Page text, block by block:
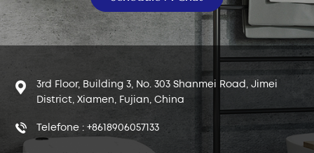
3rd Floor, Building 3, No. 303 Shanmei Road, Jimei
District, Xiamen, Fujian, China
Telefone : +8618906057133